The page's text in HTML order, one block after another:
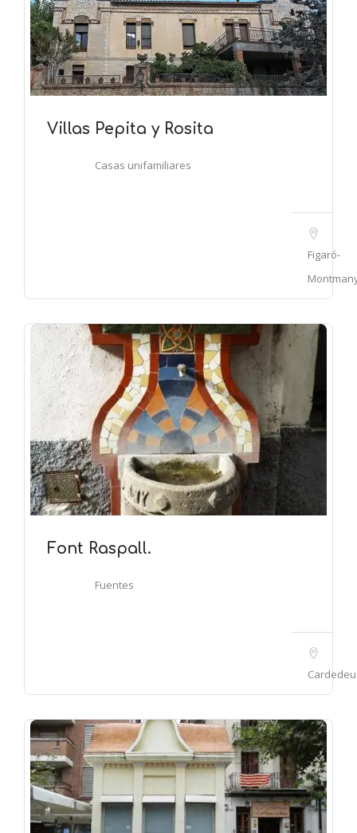
Villas Pepita y Rosita
Casas unifamiliares
Figaró-
Font Raspall.
Fuentes
Cardedeu